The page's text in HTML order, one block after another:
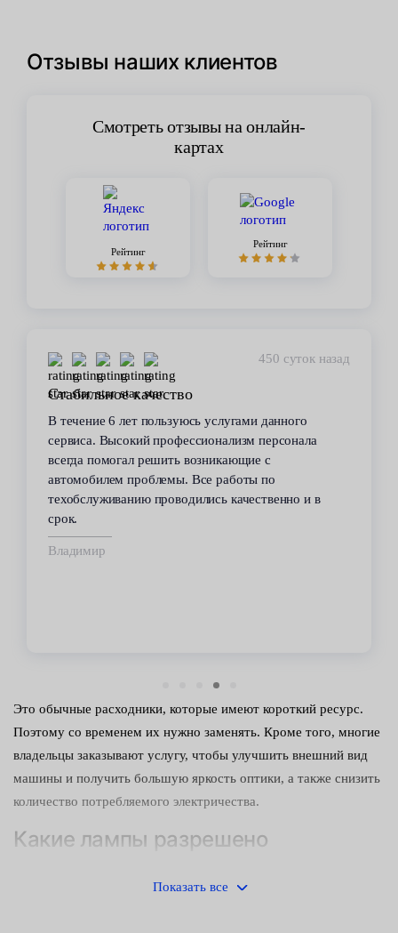
Отзывы наших клиентов
Смотреть отзывы на онлайн-
картах
Рейтинг
Рейтинг
450 суток назад
Стабильное качество
В течение 6 лет пользуюсь услугами данного
сервиса. Высокий профессионализм персонала
всегда помогал решить возникающие с
автомобилем проблемы. Все работы по
техобслуживанию проводились качественно и в
срок.
Владимир
Это обычные расходники, которые имеют короткий ресурс.
Поэтому со временем их нужно заменять. Кроме того, многие
владельцы заказывают услугу, чтобы улучшить внешний вид
машины и получить большую яркость оптики, а также снизить
количество потребляемого электричества.
Какие лампы разрешено
Показать все